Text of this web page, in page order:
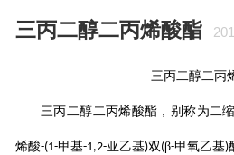
三丙二醇二丙烯酸酯
三丙二醇二
三丙二醇二丙烯酸酯 ，别称为二
烯酸-(1-甲基-1,2-亚乙基)双 (β-甲氧乙基)